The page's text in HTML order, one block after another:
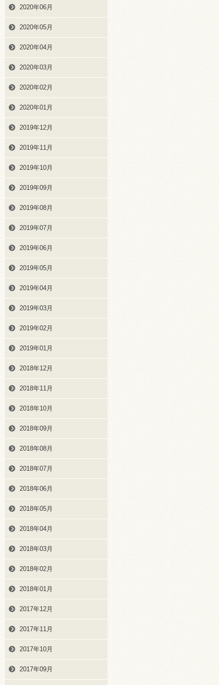
2020年06月
2020年05月
2020年04月
2020年03月
2020年02月
2020年01月
2019年12月
2019年11月
2019年10月
2019年09月
2019年08月
2019年07月
2019年06月
2019年05月
2019年04月
2019年03月
2019年02月
2019年01月
2018年12月
2018年11月
2018年10月
2018年09月
2018年08月
2018年07月
2018年06月
2018年05月
2018年04月
2018年03月
2018年02月
2018年01月
2017年12月
2017年11月
2017年10月
2017年09月